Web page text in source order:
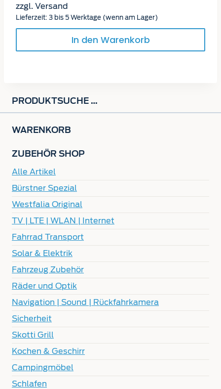
zzgl. Versand
Lieferzeit: 3 bis 5 Werktage (wenn am Lager)
In den Warenkorb
PRODUKTSUCHE …
WARENKORB
ZUBEHÖR SHOP
Alle Artikel
Bürstner Spezial
Westfalia Original
TV | LTE | WLAN | Internet
Fahrrad Transport
Solar & Elektrik
Fahrzeug Zubehör
Räder und Optik
Navigation | Sound | Rückfahrkamera
Sicherheit
Skotti Grill
Kochen & Geschirr
Campingmöbel
Schlafen